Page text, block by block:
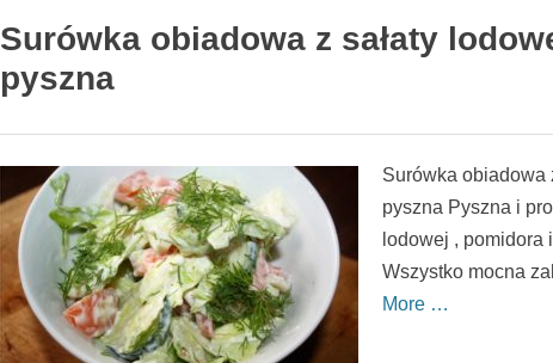
Surówka obiadowa z sałaty
pyszna
Surówka obiadowa
pyszna Pyszna i
lodowej , pomidora
Wszystko mocna
More …